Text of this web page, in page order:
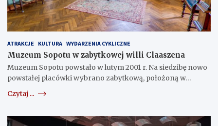
ATRAKCJE KULTURA WYDARZENIA CYKLICZNE
Muzeum Sopotu w zabytkowej willi Claaszena
Muzeum Sopotu powstało w lutym 2001 r. Na siedzibę nowo
powstałej placówki wybrano zabytkową, położoną w…
Czytaj ...